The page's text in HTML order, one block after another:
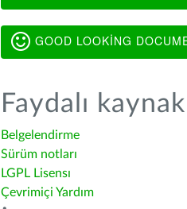
GOOD LOOKING
Faydalı
Belgelendirme
Sürüm notları
LGPL Lisensı
Çevrimiçi Yardım